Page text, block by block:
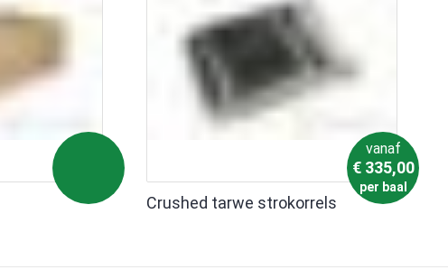
vanaf
€ 335,00
per baal
Crushed tarwe strokorrels